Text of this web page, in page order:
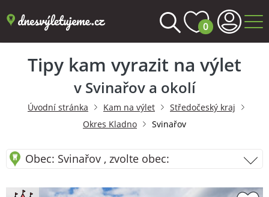
0
Tipy kam vyrazit na výlet
v Svinařov a okolí
Úvodní stránka Kam na výlet
Středočeský kraj
Okres Kladno
Svinařov
Obec: Svinařov , zvolte obec: